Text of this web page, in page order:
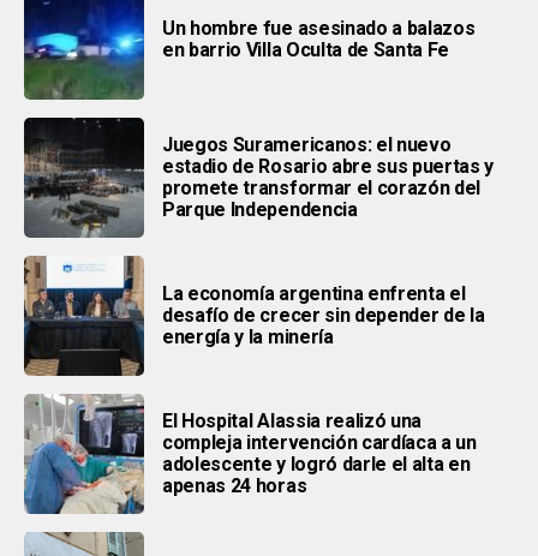
Un hombre fue asesinado a balazos
en barrio Villa Oculta de Santa Fe
Juegos Suramericanos: el nuevo
estadio de Rosario abre sus puertas y
promete transformar el corazón del
Parque Independencia
La economía argentina enfrenta el
desafío de crecer sin depender de la
energía y la minería
El Hospital Alassia realizó una
compleja intervención cardíaca a un
adolescente y logró darle el alta en
apenas 24 horas